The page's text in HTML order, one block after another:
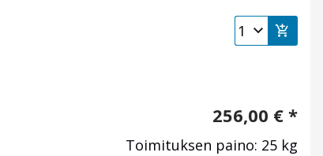
256,00 € *
Toimituksen paino: 25 kg